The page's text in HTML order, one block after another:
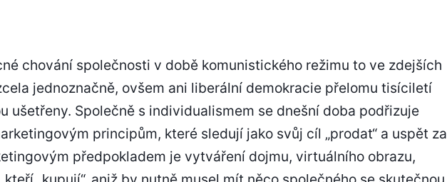
chování společnosti v době komunistického režimu to ve zdejších
jednoznačně, ovšem ani liberální demokracie přelomu tisíciletí
ušetřeny. Společně s individualismem se dnešní doba podřizuje
principům, které sledují jako svůj cíl „prodat“ a uspět za
předpokladem je vytváření dojmu, virtuálního obrazu,